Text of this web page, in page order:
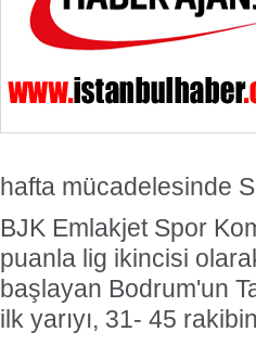
hafta mücadelesinde
BJK Emlakjet Spor
puanla lig ikincisi
başlayan Bodrum'un
ilk yarıyı, 31- 45